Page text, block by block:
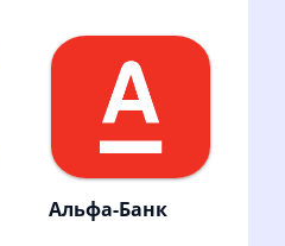
Альфа-Банк